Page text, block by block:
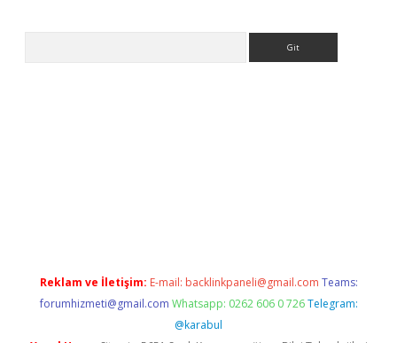
Reklam ve İletişim: E-mail: backlinkpaneli@gmail.com Teams:
forumhizmeti@gmail.com Whatsapp: 0262 606 0 726 Telegram:
@karabul